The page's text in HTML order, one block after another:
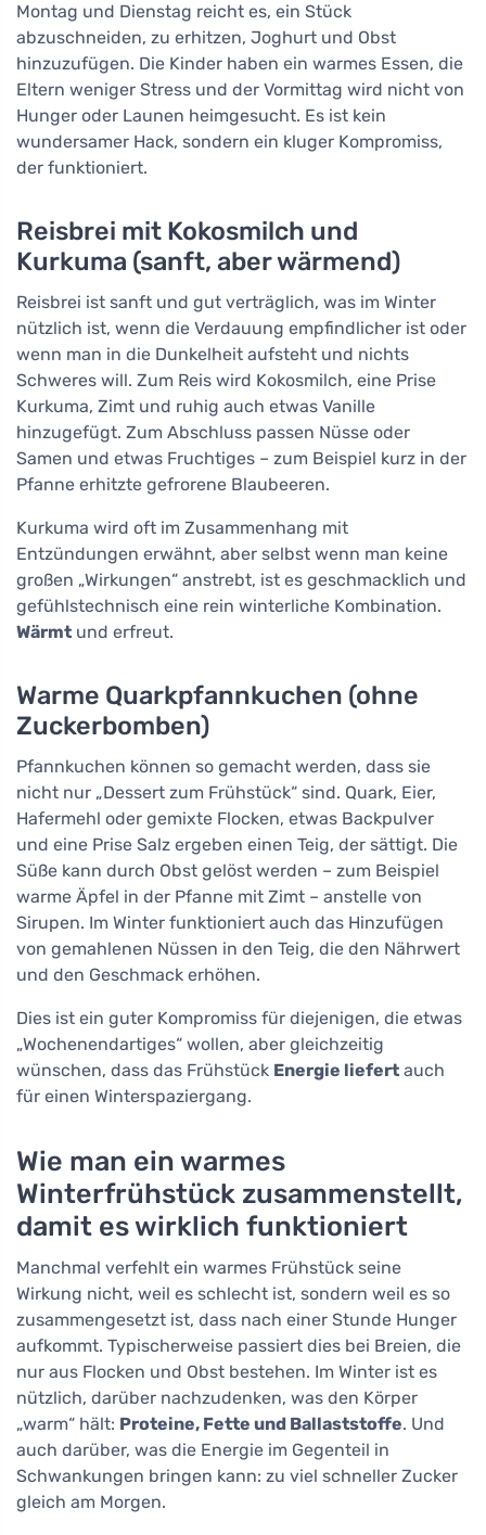
Montag und Dienstag reicht es, ein Stück
abzuschneiden, zu erhitzen, Joghurt und Obst
hinzuzufügen. Die Kinder haben ein warmes Essen, die
Eltern weniger Stress und der Vormittag wird nicht von
Hunger oder Launen heimgesucht. Es ist kein
wundersamer Hack, sondern ein kluger Kompromiss,
der funktioniert.
Reisbrei mit Kokosmilch und
Kurkuma (sanft, aber wärmend)
Reisbrei ist sanft und gut verträglich, was im Winter
nützlich ist, wenn die Verdauung empfindlicher ist oder
wenn man in die Dunkelheit aufsteht und nichts
Schweres will. Zum Reis wird Kokosmilch, eine Prise
Kurkuma, Zimt und ruhig auch etwas Vanille
hinzugefügt. Zum Abschluss passen Nüsse oder
Samen und etwas Fruchtiges – zum Beispiel kurz in der
Pfanne erhitzte gefrorene Blaubeeren.
Kurkuma wird oft im Zusammenhang mit
Entzündungen erwähnt, aber selbst wenn man keine
großen „Wirkungen“ anstrebt, ist es geschmacklich und
gefühlstechnisch eine rein winterliche Kombination.
Wärmt und erfreut.
Warme Quarkpfannkuchen (ohne
Zuckerbomben)
Pfannkuchen können so gemacht werden, dass sie
nicht nur „Dessert zum Frühstück“ sind. Quark, Eier,
Hafermehl oder gemixte Flocken, etwas Backpulver
und eine Prise Salz ergeben einen Teig, der sättigt. Die
Süße kann durch Obst gelöst werden – zum Beispiel
warme Äpfel in der Pfanne mit Zimt – anstelle von
Sirupen. Im Winter funktioniert auch das Hinzufügen
von gemahlenen Nüssen in den Teig, die den Nährwert
und den Geschmack erhöhen.
Dies ist ein guter Kompromiss für diejenigen, die etwas
„Wochenendartiges“ wollen, aber gleichzeitig
wünschen, dass das Frühstück Energie liefert auch
für einen Winterspaziergang.
Wie man ein warmes
Winterfrühstück zusammenstellt,
damit es wirklich funktioniert
Manchmal verfehlt ein warmes Frühstück seine
Wirkung nicht, weil es schlecht ist, sondern weil es so
zusammengesetzt ist, dass nach einer Stunde Hunger
aufkommt. Typischerweise passiert dies bei Breien, die
nur aus Flocken und Obst bestehen. Im Winter ist es
nützlich, darüber nachzudenken, was den Körper
„warm“ hält: Proteine, Fette und Ballaststoffe. Und
auch darüber, was die Energie im Gegenteil in
Schwankungen bringen kann: zu viel schneller Zucker
gleich am Morgen.